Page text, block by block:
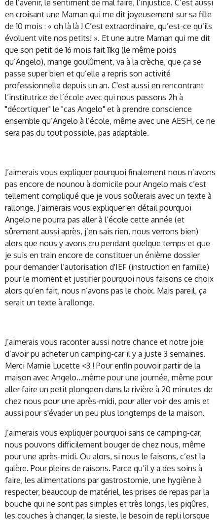
de l’avenir, le sentiment de mal faire, l’injustice. C’est aussi
en croisant une Maman qui me dit joyeusement sur sa fille
de 10 mois : « oh là là ! C’est extraordinaire, qu’est-ce qu’ils
évoluent vite nos petits! ». Et une autre Maman qui me dit
que son petit de 16 mois fait 11kg (le même poids
qu’Angelo), mange goulûment, va à la crèche, que ça se
passe super bien et qu’elle a repris son activité
professionnelle depuis un an. C'est aussi en rencontrant
l’institutrice de l’école avec qui nous passons 2h à
"décortiquer" le "cas Angelo" et à prendre conscience
ensemble qu’Angelo à l’école, même avec une AESH, ce ne
sera pas du tout possible, pas adaptable.
J’aimerais vous expliquer pourquoi finalement nous n’avons
pas encore de nounou à domicile pour Angelo mais c’est
tellement compliqué que je vous soûlerais avec un texte à
rallonge. J’aimerais vous expliquer en détail pourquoi
Angelo ne pourra pas aller à l’école cette année (et
sûrement aussi après, j’en sais rien, nous verrons bien)
alors que nous y avons cru pendant quelque temps et que
je suis en train encore de constituer un énième dossier
pour demander l’autorisation d'IEF (instruction en famille)
pour le moment et justifier pourquoi nous faisons ce choix
alors qu’en fait, nous n’avons pas le choix. Mais pareil, ça
serait un texte à rallonge.
J’aimerais vous raconter aussi notre chance et notre joie
d’avoir pu acheter un camping-car il y a juste 3 semaines.
Merci Mamie Lucette <3 ! Pour enfin pouvoir partir de la
maison avec Angelo…même pour une journée, même pour
aller faire un petit plongeon dans la rivière à 20 minutes de
chez nous pour une après-midi, pour aller voir des amis et
aussi pour s'évader un peu plus longtemps de la maison.
J’aimerais vous expliquer pourquoi sans ce camping-car,
nous pouvons difficilement bouger de chez nous, même
pour une après-midi. Ou alors, si nous le faisons, c’est la
galère. Pour pleins de raisons. Parce qu’il y a des soins à
faire, les alimentations par gastrostomie, une hygiène à
respecter, beaucoup de matériel, les prises de repas par la
bouche qui ne sont pas simples et très longs, les piqûres,
les couches à changer, la sieste, le besoin de repli lorsque